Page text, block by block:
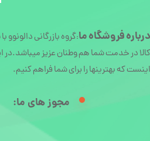
دربارهفروشگاه ما:گروه بازرگانی دالونوو
کالا در خدمت شما هم وطنان عزیز میباشد.در
اینست که بهترینها را برای شما فراهم کنیم.
مجوز های ما:​